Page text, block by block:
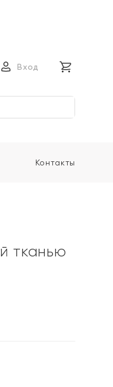
Вход
Контакты
тканью